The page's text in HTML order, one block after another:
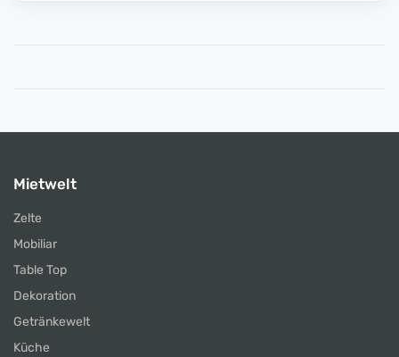
Mietwelt
Zelte
Mobiliar
Table Top
Dekoration
Getränkewelt
Küche